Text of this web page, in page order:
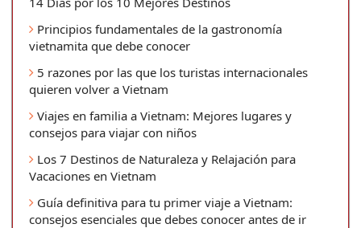
Principios fundamentales de la gastronomía
vietnamita que debe conocer
5 razones por las que los turistas internacionales
quieren volver a Vietnam
Viajes en familia a Vietnam: Mejores lugares y
consejos para viajar con niños
Los 7 Destinos de Naturaleza y Relajación para
Vacaciones en Vietnam
Guía definitiva para tu primer viaje a Vietnam:
consejos esenciales que debes conocer antes de ir